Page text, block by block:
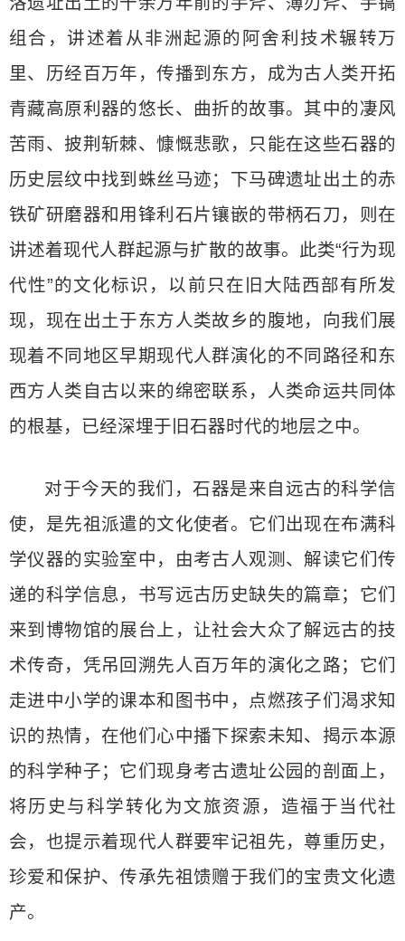
组合，讲述着从非洲起源的阿舍利技术辗转万
里、历经百万年，传播到东方，成为古人类开拓
青藏高原利器的悠长、曲折的故事。其中的凄风
苦雨、披荆斩棘、慷慨悲歌，只能在这些石器的
历史层纹中找到蛛丝马迹；下马碑遗址出土的赤
铁矿研磨器和用锋利石片镶嵌的带柄石刀，则在
讲述着现代人群起源与扩散的故事。此类“行为现
代性”的文化标识，以前只在旧大陆西部有所发
现，现在出土于东方人类故乡的腹地，向我们展
现着不同地区早期现代人群演化的不同路径和东
西方人类自古以来的绵密联系，人类命运共同体
的根基，已经深埋于旧石器时代的地层之中。
对于今天的我们，石器是来自远古的科学信
使，是先祖派遣的文化使者。它们出现在布满科
学仪器的实验室中，由考古人观测、解读它们传
递的科学信息，书写远古历史缺失的篇章；它们
来到博物馆的展台上，让社会大众了解远古的技
术传奇，凭吊回溯先人百万年的演化之路；它们
走进中小学的课本和图书中，点燃孩子们渴求知
识的热情，在他们心中播下探索未知、揭示本源
的科学种子；它们现身考古遗址公园的剖面上，
将历史与科学转化为文旅资源，造福于当代社
会，也提示着现代人群要牢记祖先，尊重历史，
珍爱和保护、传承先祖馈赠于我们的宝贵文化遗
产。